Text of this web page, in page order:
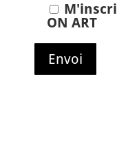
ON ART